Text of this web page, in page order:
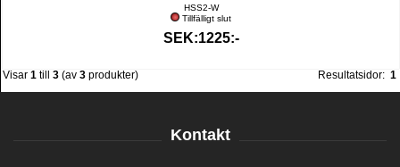
HSS2-W
Tillfälligt slut
SEK:1225:-
Visar 1 till 3 (av 3 produkter) Resultatsidor: 1
Kontakt